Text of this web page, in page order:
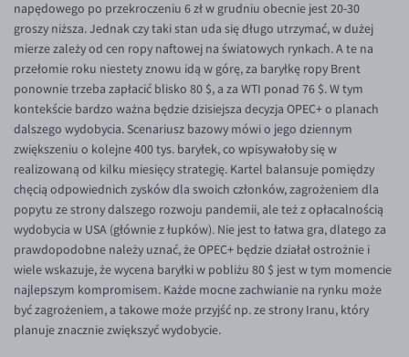
napędowego po przekroczeniu 6 zł w grudniu obecnie jest 20-30
groszy niższa. Jednak czy taki stan uda się długo utrzymać, w dużej
mierze zależy od cen ropy naftowej na światowych rynkach. A te na
przełomie roku niestety znowu idą w górę, za baryłkę ropy Brent
ponownie trzeba zapłacić blisko 80 $, a za WTI ponad 76 $. W tym
kontekście bardzo ważna będzie dzisiejsza decyzja OPEC+ o planach
dalszego wydobycia. Scenariusz bazowy mówi o jego dziennym
zwiększeniu o kolejne 400 tys. baryłek, co wpisywałoby się w
realizowaną od kilku miesięcy strategię. Kartel balansuje pomiędzy
chęcią odpowiednich zysków dla swoich członków, zagrożeniem dla
popytu ze strony dalszego rozwoju pandemii, ale też z opłacalnością
wydobycia w USA (głównie z łupków). Nie jest to łatwa gra, dlatego za
prawdopodobne należy uznać, że OPEC+ będzie działał ostrożnie i
wiele wskazuje, że wycena baryłki w pobliżu 80 $ jest w tym momencie
najlepszym kompromisem. Każde mocne zachwianie na rynku może
być zagrożeniem, a takowe może przyjść np. ze strony Iranu, który
planuje znacznie zwiększyć wydobycie.